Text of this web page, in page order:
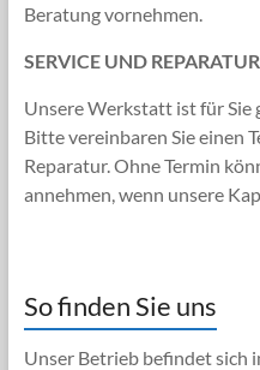
Beratung vornehmen.
SERVICE UND
Unsere Werkstatt ist für Sie
Bitte vereinbaren Sie einen
Reparatur. Ohne Termin
annehmen, wenn unsere
So finden Sie uns
Unser Betrieb befindet sich